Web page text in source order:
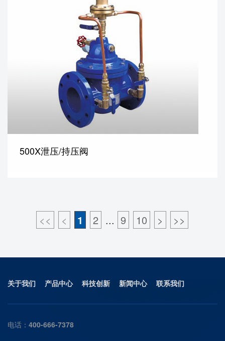
500X泄压/持压阀
<< < 1 2 ... 9 10 > >>
关于我们 产品中心 科技创新 新闻中心 联系我们
电话： 400-666-7378